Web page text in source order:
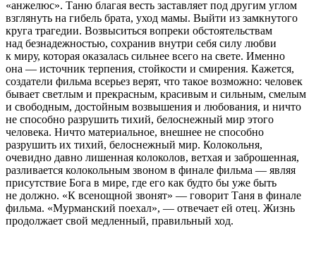
«анжелюс». Таню благая весть заставляет под другим углом
взглянуть на гибель брата, уход мамы. Выйти из замкнутого
круга трагедии. Возвыситься вопреки обстоятельствам
над безнадежностью, сохранив внутри себя силу любви
к миру, которая оказалась сильнее всего на свете. Именно
она — источник терпения, стойкости и смирения. Кажется,
создатели фильма всерьез верят, что такое возможно: человек
бывает светлым и прекрасным, красивым и сильным, смелым
и свободным, достойным возвышения и любования, и ничто
не способно разрушить тихий, белоснежный мир этого
человека. Ничто материальное, внешнее не способно
разрушить их тихий, белоснежный мир. Колокольня,
очевидно давно лишенная колоколов, ветхая и заброшенная,
разливается колокольным звоном в финале фильма — являя
присутствие Бога в мире, где его как будто бы уже быть
не должно. «К всенощной звонят» — говорит Таня в финале
фильма. «Мурманский поехал», — отвечает ей отец. Жизнь
продолжает свой медленный, правильный ход.